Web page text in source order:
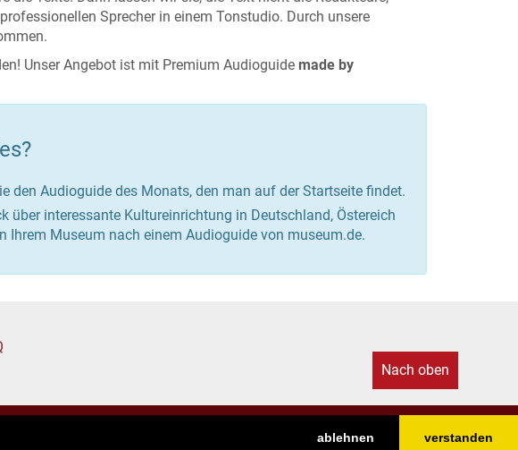
ablehnen verstanden
Sprecher in einem Tonstudio. Durch unsere
Unser Angebot ist mit Premium Audioguide made by
den Audioguide des Monats, den man auf der Startseite findet.
über interessante Kultureinrichtung in Deutschland, Östereich
Ihrem Museum nach einem Audioguide von museum.de.
Nach oben